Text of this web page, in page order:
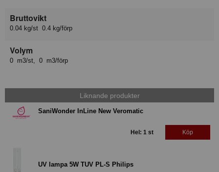
Bruttovikt
0.04 kg/st 0.4 kg/förp
Volym
0 m3/st, 0 m3/förp
Liknande produkter
SaniWonder InLine New Veromatic
Hel: 1 st Köp
UV lampa 5W TUV PL-S Philips